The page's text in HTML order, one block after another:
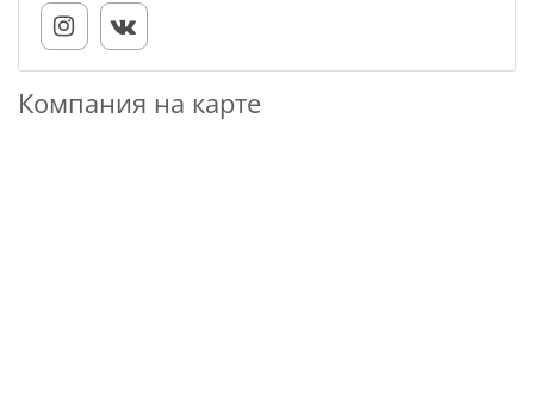
Компания на карте